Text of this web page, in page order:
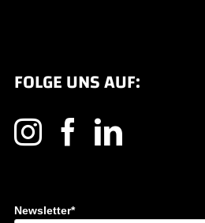
FOLGE UNS AUF:
Newsletter*